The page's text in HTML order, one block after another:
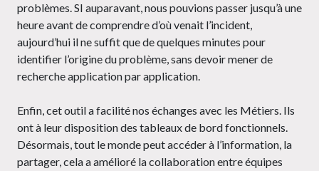
problèmes. SI auparavant, nous pouvions passer jusqu’à une
heure avant de comprendre d’où venait l’incident,
aujourd’hui il ne suffit que de quelques minutes pour
identifier l’origine du problème, sans devoir mener de
recherche application par application.
Enfin, cet outil a facilité nos échanges avec les Métiers. Ils
ont à leur disposition des tableaux de bord fonctionnels.
Désormais, tout le monde peut accéder à l’information, la
partager, cela a amélioré la collaboration entre équipes